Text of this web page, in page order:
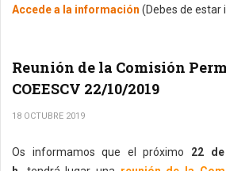
Accede a la información (Debes de estar
Reunión de la Comisión
COEESCV 22/10/2019
18 OCTUBRE 2019
Os informamos que el próximo 22